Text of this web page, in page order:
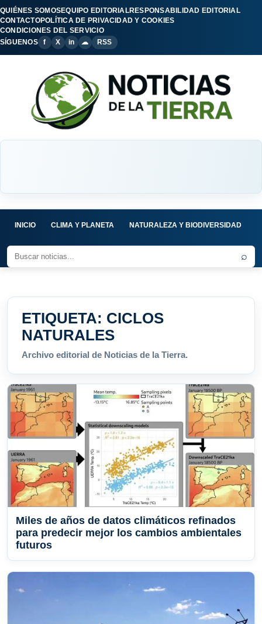
QUIÉNES SOMOSEQUIPO EDITORIALRESPONSABILIDAD EDITORIAL
CONTACTOPOLÍTICA DE PRIVACIDAD Y COOKIES
CONDICIONES DEL SERVICIO
SÍGUENOS
f X in ☁ RSS
INICIO CLIMA Y PLANETA NATURALEZA Y BIODIVERSIDAD
⌕
ETIQUETA: CICLOS
NATURALES
Archivo editorial de Noticias de la Tierra.
Miles de años de datos climáticos refinados
para predecir mejor los cambios ambientales
futuros